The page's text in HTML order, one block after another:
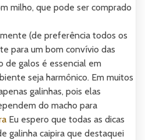
milho, que pode ser comprado
(de preferência todos os
para um bom convívio das
de galos é essencial em
seja harmônico. Em muitos
galinhas, pois elas
do macho para
Eu espero que todas as dicas
galinha caipira que destaquei